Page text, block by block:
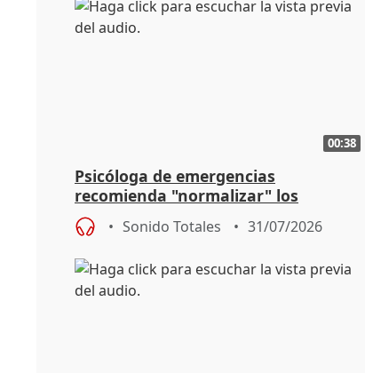
00:38
Psicóloga de emergencias
recomienda "normalizar" los
síntomas tras sufrir un incendio
Sonido Totales 31/07/2026